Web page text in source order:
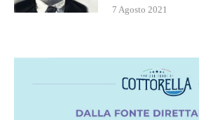
7 Agosto 2021